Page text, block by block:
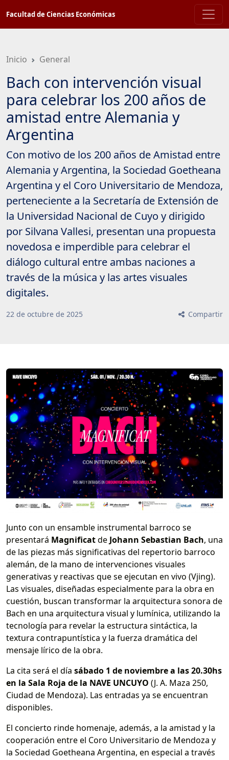
contenido
Facultad de Ciencias Económicas
Inicio General
Bach con intervención visual
para celebrar los 200 años de
amistad entre Alemania y
Argentina
Con motivo de los 200 años de Amistad entre
Alemania y Argentina, la Sociedad Goetheana
Argentina y el Coro Universitario de Mendoza,
perteneciente a la Secretaría de Extensión de
la Universidad Nacional de Cuyo y dirigido
por Silvana Vallesi, presentan una propuesta
novedosa e imperdible para celebrar el
diálogo cultural entre ambas naciones a
través de la música y las artes visuales
digitales.
22 de octubre de 2025 Compartir
Junto con un ensamble instrumental barroco se
presentará Magnificatde Johann Sebastian Bach, una
de las piezas más significativas del repertorio barroco
alemán, de la mano de intervenciones visuales
generativas y reactivas que se ejecutan en vivo (Vjing).
Las visuales, diseñadas especialmente para la obra en
cuestión, buscan transformar la arquitectura sonora de
Bach en una arquitectura visual y lumínica, utilizando la
tecnología para revelar la estructura sintáctica, la
textura contrapuntística y la fuerza dramática del
mensaje lírico de la obra.
La cita será el día sábado 1 de noviembre a las 20.30hs
en la Sala Roja de la NAVE UNCUYO (J. A. Maza 250,
Ciudad de Mendoza). Las entradas ya se encuentran
disponibles.
El concierto rinde homenaje, además, a la amistad y la
cooperación entre el Coro Universitario de Mendoza y
la Sociedad Goetheana Argentina, en especial a través